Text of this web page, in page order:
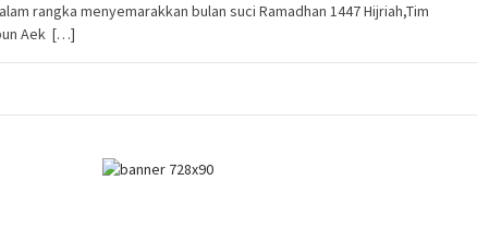
rangka menyemarakkan bulan suci Ramadhan 1447 Hijriah,Tim
Aek […]